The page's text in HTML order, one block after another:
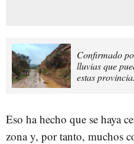
Confirmado
lluvias que
estas
Eso ha hecho que se haya
zona y, por tanto, muchos